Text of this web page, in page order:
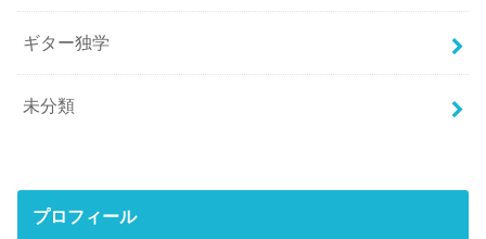
ギター独学
未分類
プロフィール